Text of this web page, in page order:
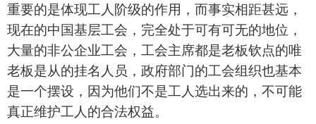
重要的是体现工人阶级的作用，而事实相距甚远，
现在的中国基层工会，完全处于可有可无的地位，
大量的非公企业工会，工会主席都是老板钦点的唯
老板是从的挂名人员，政府部门的工会组织也基本
是一个摆设，因为他们不是工人选出来的，不可能
真正维护工人的合法权益。